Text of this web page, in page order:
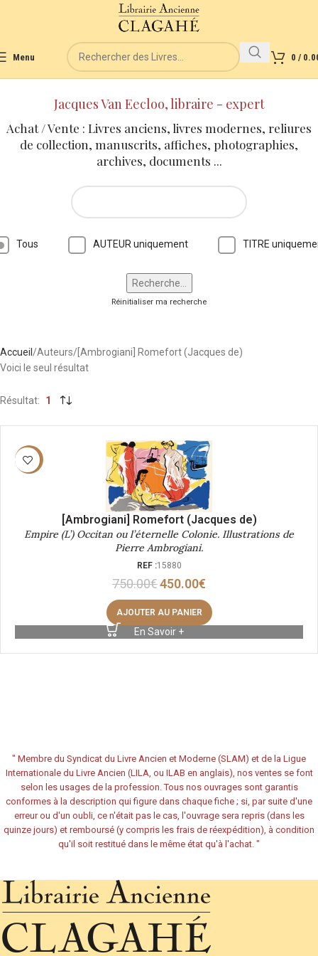
Menu 0 /
Jacques Van Eecloo, libraire - expert
Achat / Vente : Livres anciens, livres modernes, reliures
de collection, manuscrits, affiches, photographies,
archives, documents ...
Tous AUTEUR uniquement TITRE
Réinitialiser ma recherche
Accueil Auteurs
[Ambrogiani] Romefort (Jacques de)
Voici le seul résultat
Résultat 1
-40%
[Ambrogiani] Romefort (Jacques de)
Empire (L’) Occitan ou l’éternelle Colonie. Illustrations de
Pierre Ambrogiani.
REF :15880
750.00€450.00€
AJOUTER AU PANIER
En Savoir +
" Membre du Syndicat du Livre Ancien et Moderne (SLAM) et de la Ligue
Internationale du Livre Ancien (LILA, ou ILAB en anglais), nos ventes se font
selon les usages de la profession. Tous nos ouvrages sont garantis
conformes à la description qui figure dans chaque fiche ; si, par suite d'une
erreur ou d'un oubli, ce n'était pas le cas, l'ouvrage sera repris (dans les
quinze jours) et remboursé (y compris les frais de réexpédition), à condition
qu'il soit restitué dans le même état qu'à l'achat. "